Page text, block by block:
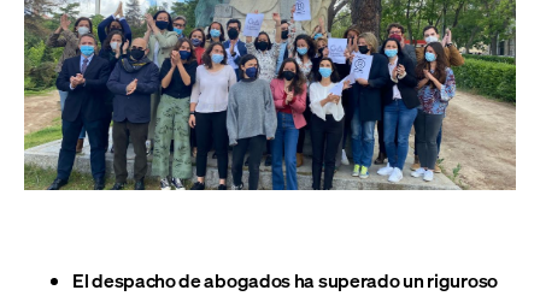
El despacho de abogados ha superado un riguroso